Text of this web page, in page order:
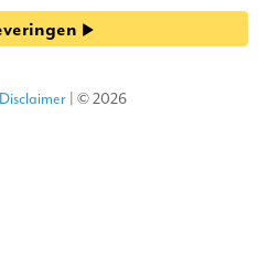
Disclaimer | © 2026